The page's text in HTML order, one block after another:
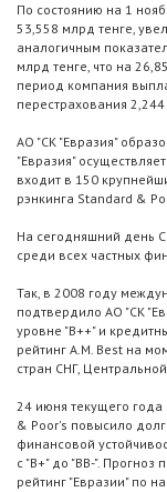
По состоянию на 1
53,558 млрд тенге,
аналогичным
млрд тенге, что на
период компания
перестрахования
АО "СК "Евразия"
"Евразия"
входит в 150
рэнкинга Standard &
На сегодняшний день
среди всех частных
Так, в 2008 году
подтвердило АО "СК
уровне "B++" и
рейтинг A.M. Best на
стран СНГ,
24 июня текущего
& Poor's повысило
финансовой
с "В+" до "BB-".
рейтинг "Евразии" по